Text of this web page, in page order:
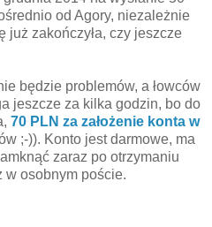
od Agory, niezależnie
już zakończyła, czy jeszcze
będzie problemów, a łowców
jeszcze za kilka godzin, bo do
70 PLN za założenie konta w
;-)). Konto jest darmowe, ma
zaraz po otrzymaniu
w osobnym poście.